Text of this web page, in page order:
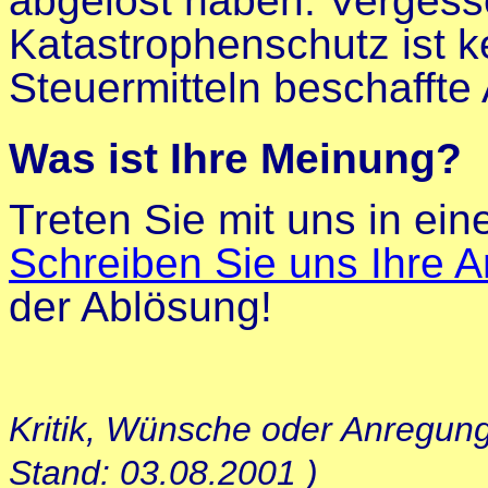
Katastrophenschutz ist
Steuermitteln
Was ist Ihre Meinung?
Treten Sie mit uns in
Schreiben Sie uns Ihre
der Ablösung!
Kritik, Wünsche oder
Stand: 03.08.2001 )